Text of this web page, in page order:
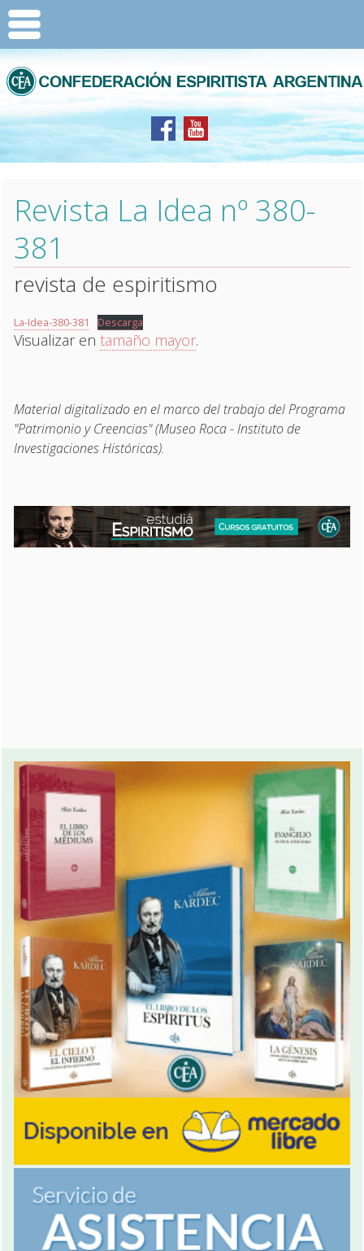
Revista La Idea nº 380-
381
revista de espiritismo
La-Idea-380-381 Descarga
Visualizar entamaño mayor.
Material digitalizado en el marco del trabajo del Programa
"Patrimonio y Creencias" (Museo Roca - Instituto de
Investigaciones Históricas).